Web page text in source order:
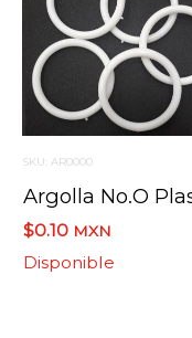
SKU: AR0000
$0.10 MXN
Disponible